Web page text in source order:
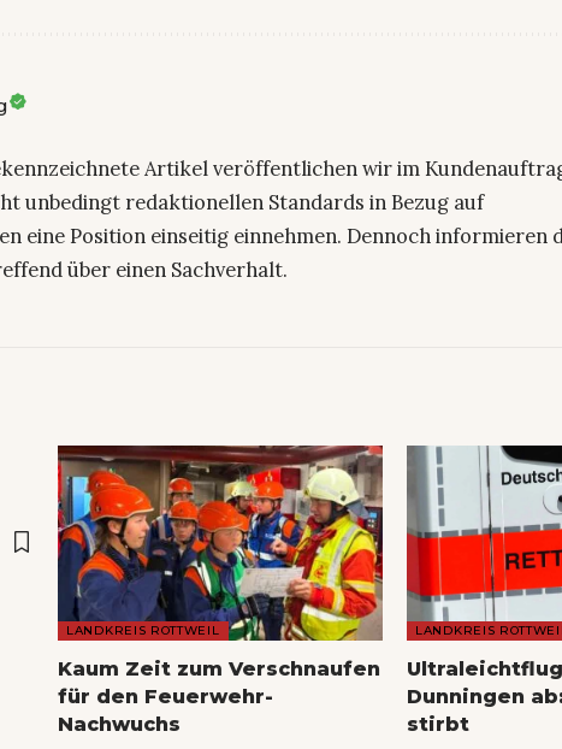
Artikel veröffentlichen wir im
unbedingt redaktionellen Standards in Bezug auf
eine Position einseitig einnehmen. Dennoch informieren
über einen Sachverhalt.
LANDKREIS ROTTWEIL
Kaum Zeit zum Verschnaufen
für den Feuerwehr-
Nachwuchs
LANDKREIS
Dunningen
stirbt